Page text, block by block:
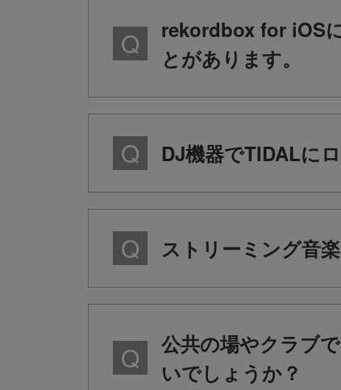
rekordbox for iOS
とがあります。
DJ機器でTIDALに
ストリーミング音
公共の場やクラブ
いでしょうか？